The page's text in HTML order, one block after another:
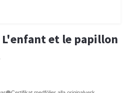
L'enfant et le papillon